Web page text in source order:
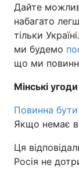
Дайте
набагато
тільки
ми будемо
що ми
Мінські угоди
Повинна бути
Якщо немає
Ця
Росія не